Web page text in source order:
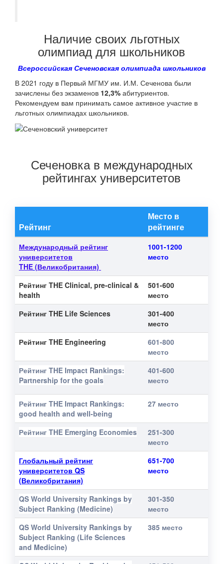
Наличие своих льготных
олимпиад для школьников
Всероссийская Сеченовская олимпиада школьников
В 2021 году в Первый МГМУ им. И.М. Сеченова были
зачислены без экзаменов 12,3% абитуриентов.
Рекомендуем вам принимать самое активное участие в
льготных олимпиадах школьников.
Сеченовка в международных
рейтингах университетов
Рейтинг
Место в
рейтинге
Международный рейтинг
университетов
THE (Великобритания)
1001-1200
место
Рейтинг THE Clinical, pre-clinical &
health
501-600
место
Рейтинг THE Life Sciences
301-400
место
Рейтинг THE Engineering
601-800
место
Рейтинг THE Impact Rankings:
Partnership for the goals
401-600
место
Рейтинг THE Impact Rankings:
good health and well-being
27 место
Рейтинг THE Emerging Economies
251-300
место
Глобальный рейтинг
университетов QS
(Великобритания)
651-700
место
QS World University Rankings by
Subject Ranking (Medicine)
301-350
место
QS World University Rankings by
Subject Ranking (Life Sciences
and Medicine)
385 место